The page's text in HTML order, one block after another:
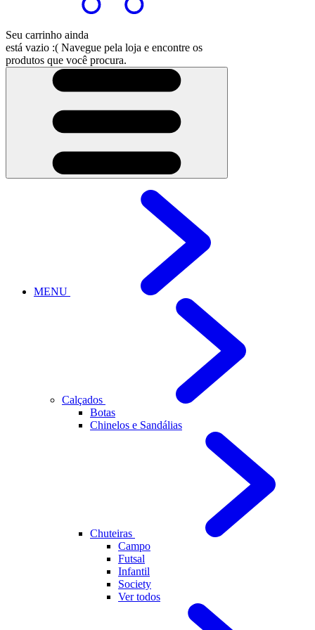
Seu carrinho ainda
está vazio :( Navegue pela loja e encontre os
produtos que você procura.
MENU
Calçados
Botas
Chinelos e Sandálias
Chuteiras
Campo
Futsal
Infantil
Society
Ver todos